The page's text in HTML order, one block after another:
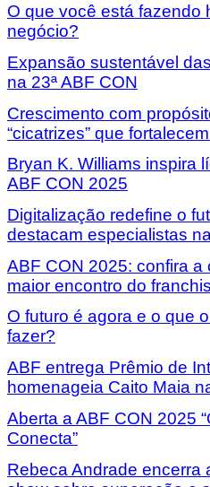
O que você está fazendo
negócio?
Expansão sustentável
na 23ª ABF CON
Crescimento com
“cicatrizes” que
Bryan K. Williams inspira
ABF CON 2025
Digitalização redefine o
destacam especialistas
ABF CON 2025: confira a
maior encontro do
O futuro é agora e o que
fazer?
ABF entrega Prêmio de
homenageia Caito Maia
Aberta a ABF CON 2025
Conecta”
Rebeca Andrade encerra